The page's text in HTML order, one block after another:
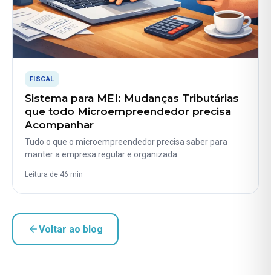
FISCAL
Sistema para MEI: Mudanças Tributárias
que todo Microempreendedor precisa
Acompanhar
Tudo o que o microempreendedor precisa saber para
manter a empresa regular e organizada.
Leitura de 46 min
Voltar ao blog